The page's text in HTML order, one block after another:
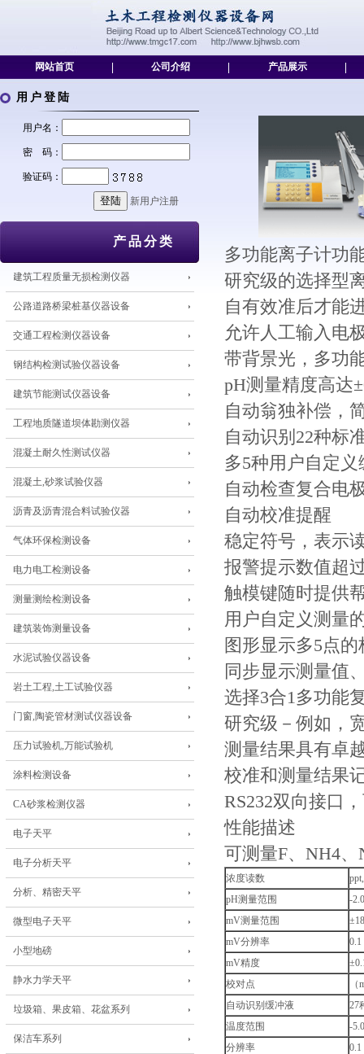
网站首页 公司介绍 产品展示
用户登陆
用户名：
密 码：
验证码：
新用户注册
产品分类
建筑工程质量无损检测仪器
公路道路桥梁桩基仪器设备
交通工程检测仪器设备
钢结构检测试验仪器设备
建筑节能测试仪器设备
工程地质隧道坝体勘测仪器
混凝土耐久性测试仪器
混凝土,砂浆试验仪器
沥青及沥青混合料试验仪器
气体环保检测设备
电力电工检测设备
测量测绘检测设备
建筑装饰测量设备
水泥试验仪器设备
岩土工程,土工试验仪器
门窗,陶瓷管材测试仪器设备
压力试验机,万能试验机
涂料检测设备
CA砂浆检测仪器
电子天平
电子分析天平
分析、精密天平
微型电子天平
小型地磅
静水力学天平
垃圾箱、果皮箱、花盆系列
保洁车系列
多功能离子计功
研究级的选择型
自有效准后才能
允许人工输入电
带背景光，多功
pH测量精度高达
自动翁独补偿，
自动识别22种标
多5种用户自定
自动检查复合电
自动校准提醒
稳定符号，表示
报警提示数值超
触模键随时提供
用户自定义测量
图形显示多5点
同步显示测量值
选择3合1多功能
研究级－例如，
测量结果具有卓
校准和测量结果
RS232双向接口
性能描述
可测量F、NH4
浓度读数
pH测量范围
-
mV测量范围
mV分辨率
0.1
mV精度
校对点
自动识别缓冲液
27
温度范围
-
分辨率
0.1